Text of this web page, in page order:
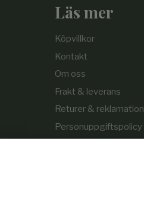
Läs mer
Köpvillkor
Kontakt
Om oss
Frakt & leverans
Returer & reklamation
Personuppgiftspolicy